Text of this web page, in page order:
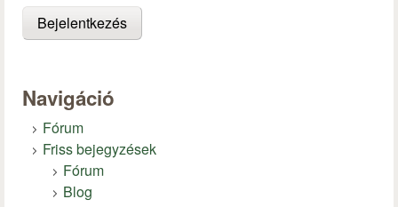
Navigáció
Fórum
Friss bejegyzések
Fórum
Blog